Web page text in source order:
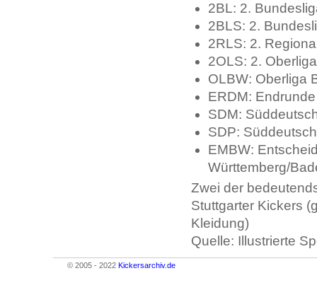
2BL: 2.
2BLS: 2.
2RLS: 2.
2OLS: 2.
OLBW: Oberliga
ERDM:
SDM:
SDP:
EMBW:
Württemberg/
Zwei der
Stuttgarter Kickers
Kleidung)
Quelle: Illustrierte
© 2005 - 2022 Kickersarchiv.de